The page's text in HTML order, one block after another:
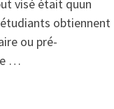
visé était quun
obtiennent
ou pré-
…